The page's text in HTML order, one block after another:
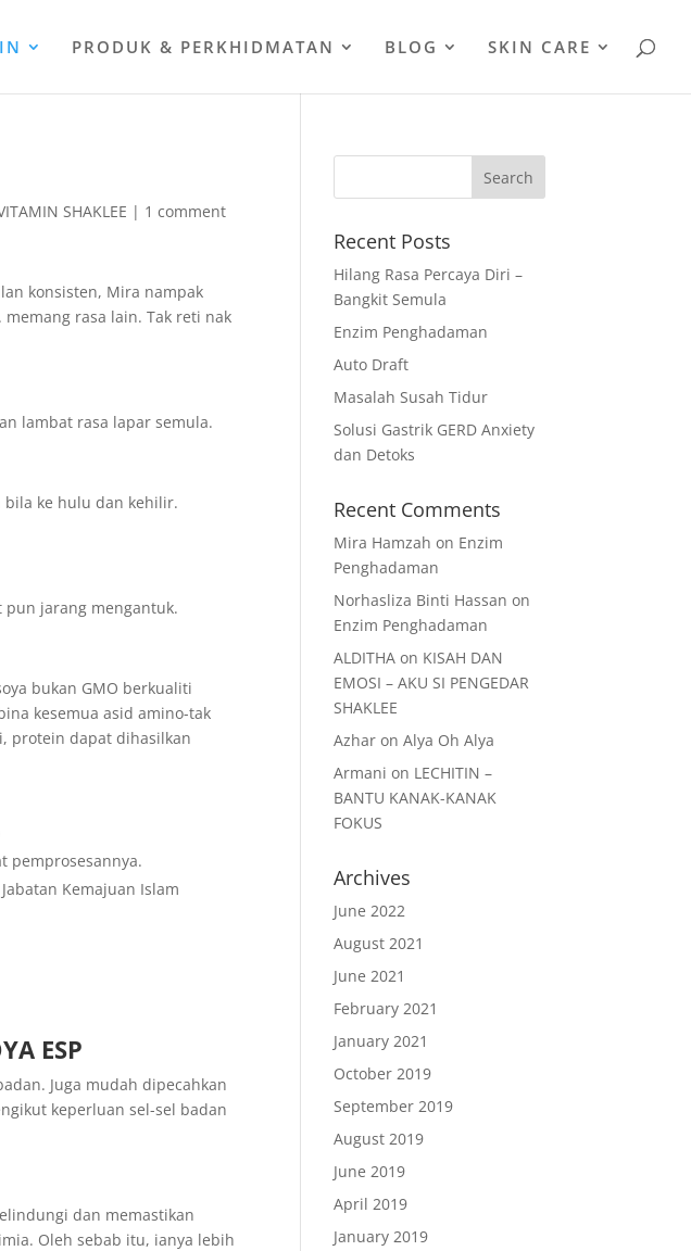
PRODUK & PERKHIDMATAN BLOG SKIN CARE
SHAKLEE | 1 comment
konsisten, Mira nampak
rasa lain. Tak reti nak
lambat rasa lapar semula.
bila ke hulu dan kehilir.
pun jarang mengantuk.
bukan GMO berkualiti
kesemua asid amino-tak
protein dapat dihasilkan
pemprosesannya.
Kemajuan Islam
ESP
Juga mudah dipecahkan
keperluan sel-sel badan
dan memastikan
Oleh sebab itu, ianya lebih
Recent Posts
Hilang Rasa Percaya Diri –
Bangkit Semula
Enzim Penghadaman
Auto Draft
Masalah Susah Tidur
Solusi Gastrik GERD Anxiety
dan Detoks
Recent Comments
Mira Hamzah on Enzim
Penghadaman
Norhasliza Binti Hassan on
Enzim Penghadaman
ALDITHA on KISAH DAN
EMOSI – AKU SI PENGEDAR
SHAKLEE
Azhar onAlya Oh Alya
Armani on LECHITIN –
BANTU KANAK-KANAK
FOKUS
Archives
June 2022
August 2021
June 2021
February 2021
January 2021
October 2019
September 2019
August 2019
June 2019
April 2019
January 2019